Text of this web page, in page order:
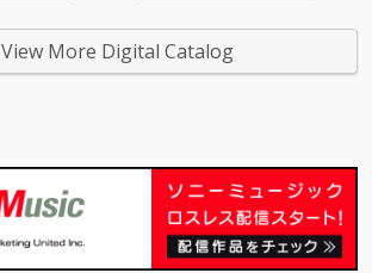
View More Digital Catalog